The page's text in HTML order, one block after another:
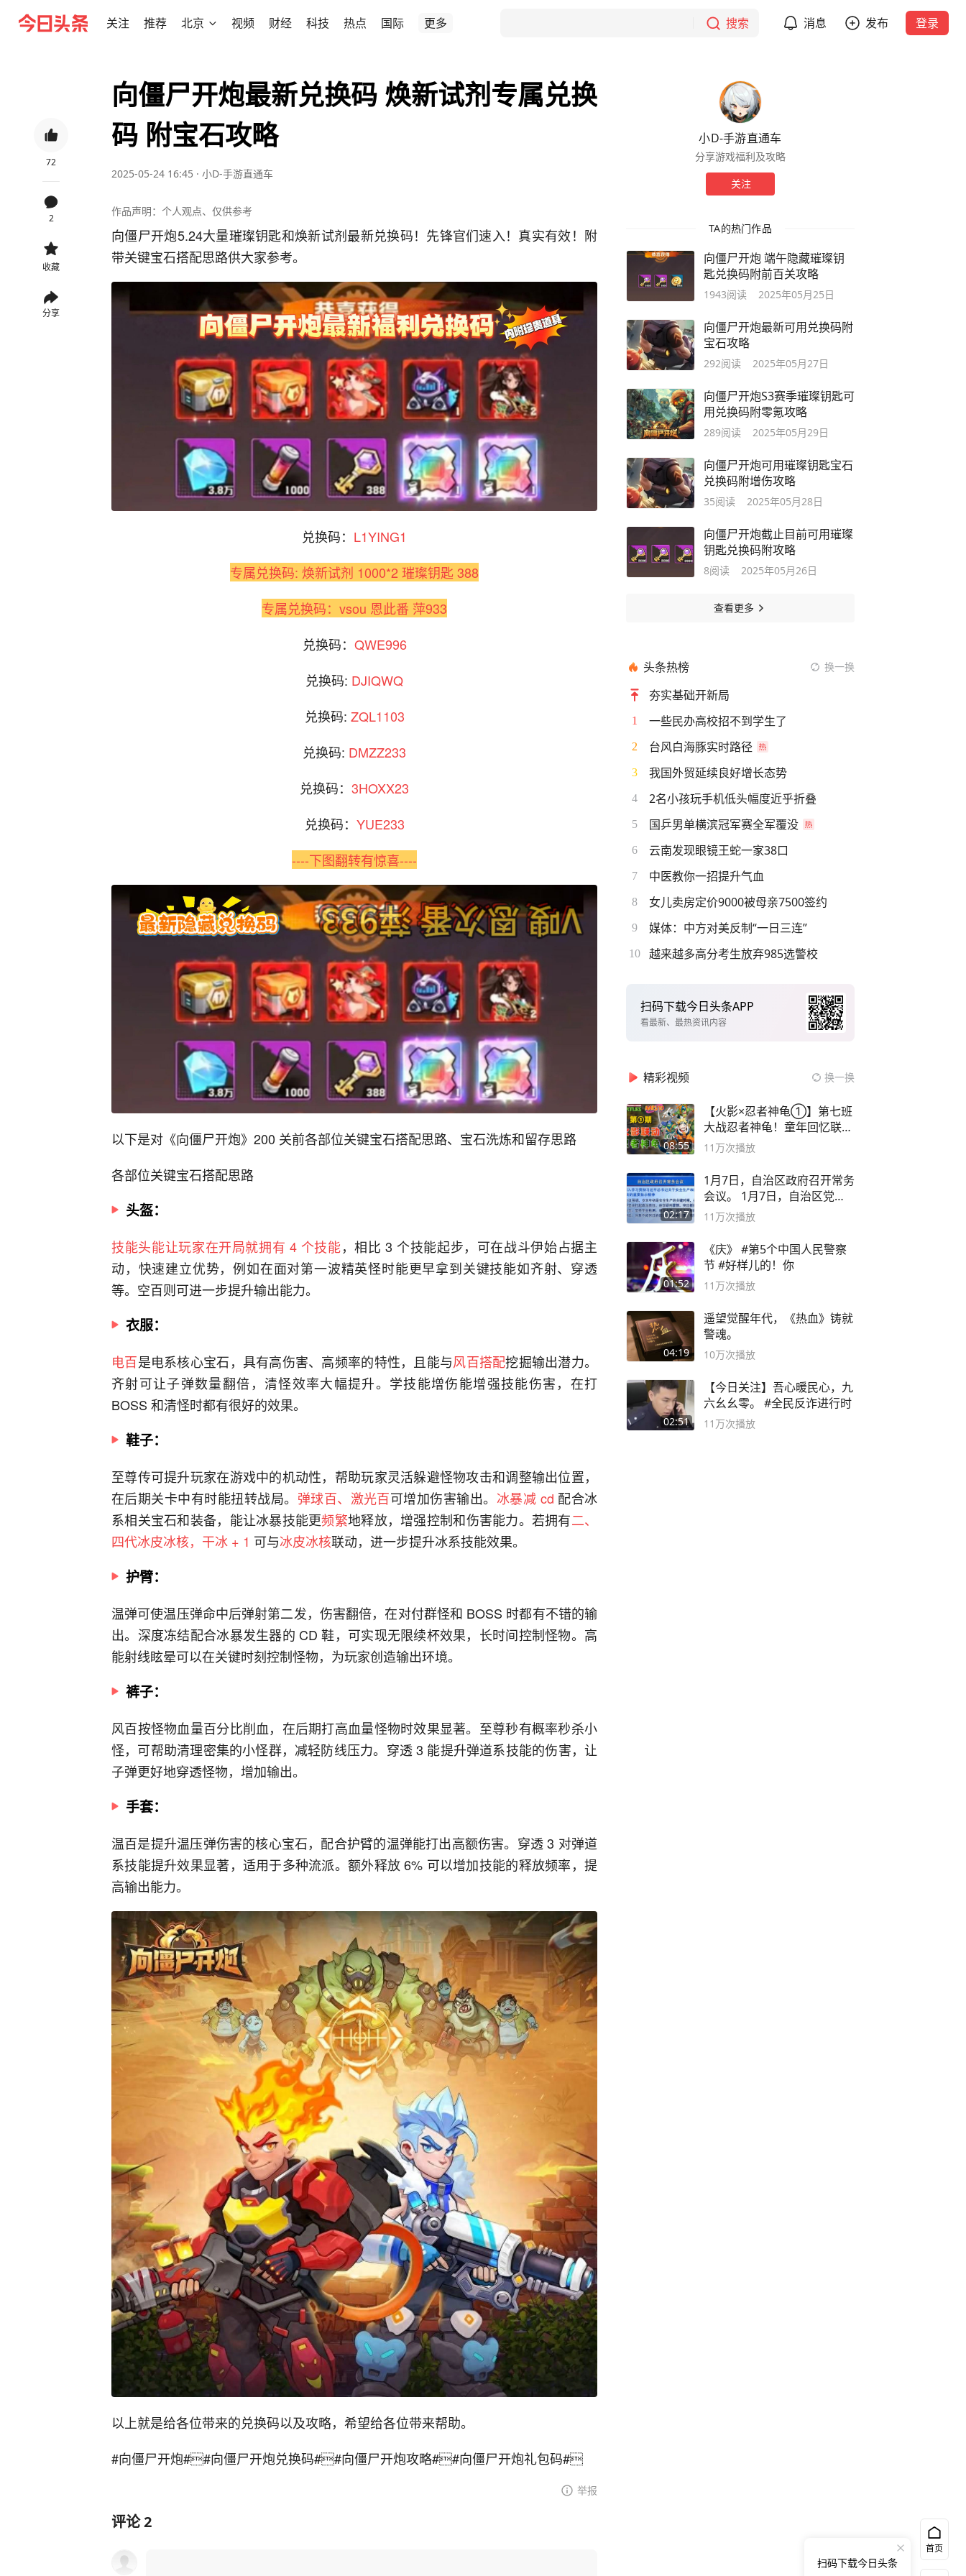
关注 推荐 北京 视频 财经 科技 热点 国际 更多 搜索 消息 发布 登录
72
2
收藏
分享
向僵尸开炮最新兑换码 焕新试剂专属兑换
码 附宝石攻略
2025-05-24 16:45 · 小D-手游直通车
作品声明：个人观点、仅供参考
向僵尸开炮5.24大量璀璨钥匙和焕新试剂最新兑换码！先锋官们速入！真实有效！附
带关键宝石搭配思路供大家参考。
兑换码： L1YING1
专属兑换码: 焕新试剂 1000*2 璀璨钥匙 388
专属兑换码：vsou 恩此番 萍933
兑换码： QWE996
兑换码: DJIQWQ
兑换码: ZQL1103
兑换码: DMZZ233
兑换码： 3HOXX23
兑换码： YUE233
----下图翻转有惊喜----
以下是对《向僵尸开炮》200 关前各部位关键宝石搭配思路、宝石洗炼和留存思路
各部位关键宝石搭配思路
头盔：
技能头能让玩家在开局就拥有 4 个技能，相比 3 个技能起步，可在战斗伊始占据主
动，快速建立优势，例如在面对第一波精英怪时能更早拿到关键技能如齐射、穿透
等。空百则可进一步提升输出能力。
衣服：
电百是电系核心宝石，具有高伤害、高频率的特性，且能与风百搭配挖掘输出潜力。
齐射可让子弹数量翻倍，清怪效率大幅提升。学技能增伤能增强技能伤害，在打
BOSS 和清怪时都有很好的效果。
鞋子：
至尊传可提升玩家在游戏中的机动性，帮助玩家灵活躲避怪物攻击和调整输出位置，
在后期关卡中有时能扭转战局。 弹球百、激光百可增加伤害输出。 冰暴减 cd 配合冰
系相关宝石和装备，能让冰暴技能更频繁地释放，增强控制和伤害能力。若拥有二、
四代冰皮冰核，干冰 + 1 可与冰皮冰核联动，进一步提升冰系技能效果。
护臂：
温弹可使温压弹命中后弹射第二发，伤害翻倍，在对付群怪和 BOSS 时都有不错的输
出。深度冻结配合冰暴发生器的 CD 鞋，可实现无限续杯效果，长时间控制怪物。高
能射线眩晕可以在关键时刻控制怪物，为玩家创造输出环境。
裤子：
风百按怪物血量百分比削血，在后期打高血量怪物时效果显著。至尊秒有概率秒杀小
怪，可帮助清理密集的小怪群，减轻防线压力。穿透 3 能提升弹道系技能的伤害，让
子弹更好地穿透怪物，增加输出。
手套：
温百是提升温压弹伤害的核心宝石，配合护臂的温弹能打出高额伤害。穿透 3 对弹道
系技能提升效果显著，适用于多种流派。额外释放 6% 可以增加技能的释放频率，提
高输出能力。
以上就是给各位带来的兑换码以及攻略，希望给各位带来帮助。
#向僵尸开炮##向僵尸开炮兑换码##向僵尸开炮攻略##向僵尸开炮礼包码#
举报
评论2
小D-手游直通车
分享游戏福利及攻略
关注
TA的热门作品
向僵尸开炮 端午隐藏璀璨钥
匙兑换码附前百关攻略
1943阅读 2025年05月25日
向僵尸开炮最新可用兑换码附
宝石攻略
292阅读 2025年05月27日
向僵尸开炮S3赛季璀璨钥匙可
用兑换码附零氪攻略
289阅读 2025年05月29日
向僵尸开炮可用璀璨钥匙宝石
兑换码附增伤攻略
35阅读 2025年05月28日
向僵尸开炮截止目前可用璀璨
钥匙兑换码附攻略
8阅读 2025年05月26日
查看更多
头条热榜 换一换
夯实基础开新局
1 一些民办高校招不到学生了
2 台风白海豚实时路径
3 我国外贸延续良好增长态势
4 2名小孩玩手机低头幅度近乎折叠
5 国乒男单横滨冠军赛全军覆没
6 云南发现眼镜王蛇一家38口
7 中医教你一招提升气血
8 女儿卖房定价9000被母亲7500签约
9 媒体：中方对美反制“一日三连”
10 越来越多高分考生放弃985选警校
扫码下载今日头条APP
看最新、最热资讯内容
精彩视频 换一换
08:55
【火影×忍者神龟①】第七班
大战忍者神龟！童年回忆联动
论武？
11万次播放
02:17
1月7日，自治区政府召开常务
会议。 1月7日，自治区党委
副书记
11万次播放
01:52
《庆》 #第5个中国人民警察
节 #好样儿的！你
11万次播放
04:19
遥望觉醒年代，《热血》铸就
警魂。
10万次播放
02:51
【今日关注】吾心暖民心，九
六幺幺零。 #全民反诈进行时
11万次播放
首页
扫码下载今日头条